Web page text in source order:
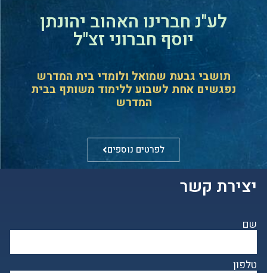
לע"נ חברינו האהוב יהונתן
יוסף חברוני זצ"ל
תושבי גבעת שמואל ולומדי בית המדרש
נפגשים אחת לשבוע ללימוד משותף בבית
המדרש
לפרטים נוספים
יצירת קשר
שם
טלפון